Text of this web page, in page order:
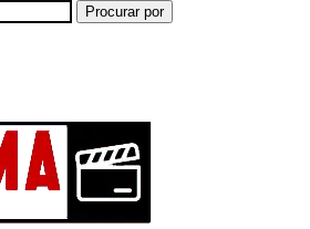
Procurar por